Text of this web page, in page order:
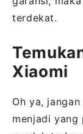
terdekat.
Xiaomi
Oh ya,
menjadi